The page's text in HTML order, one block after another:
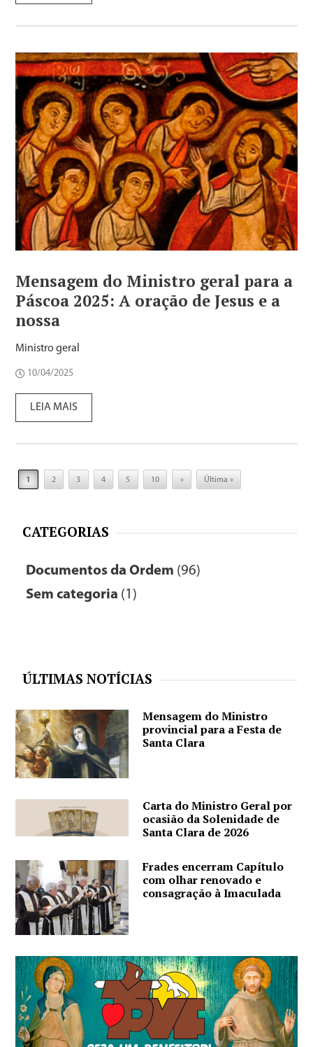
Mensagem do Ministro geral para a
Páscoa 2025: A oração de Jesus e a
nossa
Ministro geral
10/04/2025
LEIA MAIS
1 2 3 4 5 10 » Última »
CATEGORIAS
Documentos da Ordem (96)
Sem categoria (1)
ÚLTIMAS NOTÍCIAS
Mensagem do Ministro
provincial para a Festa de
Santa Clara
Carta do Ministro Geral por
ocasião da Solenidade de
Santa Clara de 2026
Frades encerram Capítulo
com olhar renovado e
consagração à Imaculada